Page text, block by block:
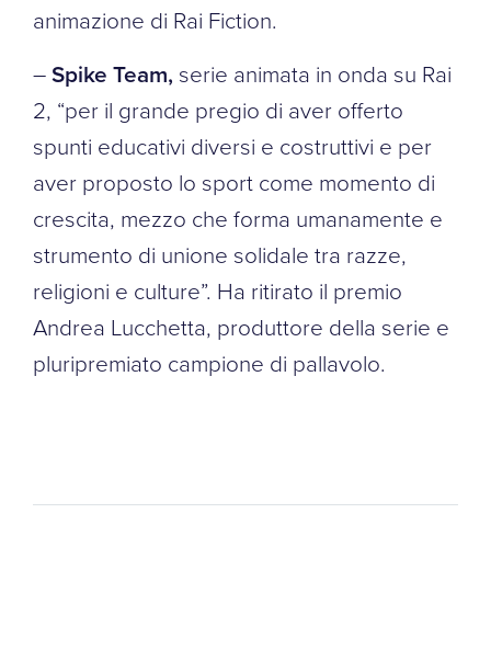
animazione di Rai Fiction.
–Spike Team, serie animata in onda su Rai
2, “per il grande pregio di aver offerto
spunti educativi diversi e costruttivi e per
aver proposto lo sport come momento di
crescita, mezzo che forma umanamente e
strumento di unione solidale tra razze,
religioni e culture”. Ha ritirato il premio
Andrea Lucchetta, produttore della serie e
pluripremiato campione di pallavolo.